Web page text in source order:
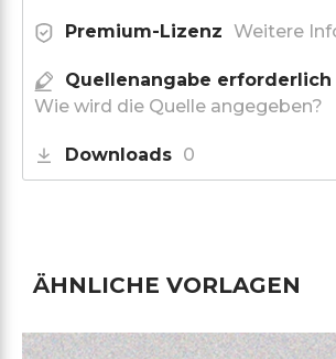
Premium-Lizenz Weitere
Quellenangabe erforderlich
Wie wird die Quelle angegeben?
Downloads 0
ÄHNLICHE VORLAGEN